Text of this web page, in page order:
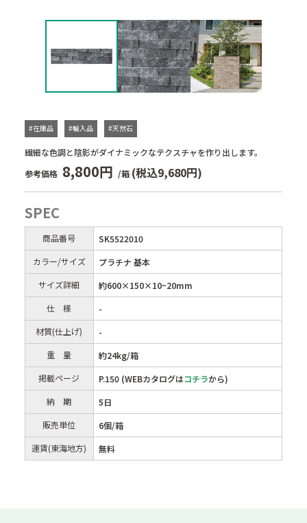
繊細な色調と陰影がダイナミックなテクスチャを作り出します。
#在庫品 #輸入品 #天然石
参考価格 8,800円 /箱 (税込9,680円)
SPEC
商品番号
SK5522010
カラー/サイズ
プラチナ 基本
サイズ詳細
約600×150×10~20mm
仕 様
-
材質(仕上げ)
-
重 量
約24kg/箱
掲載ページ
P.150 (WEBカタログはコチラから)
納 期
5日
販売単位
6個/箱
運賃(東海地方)
無料